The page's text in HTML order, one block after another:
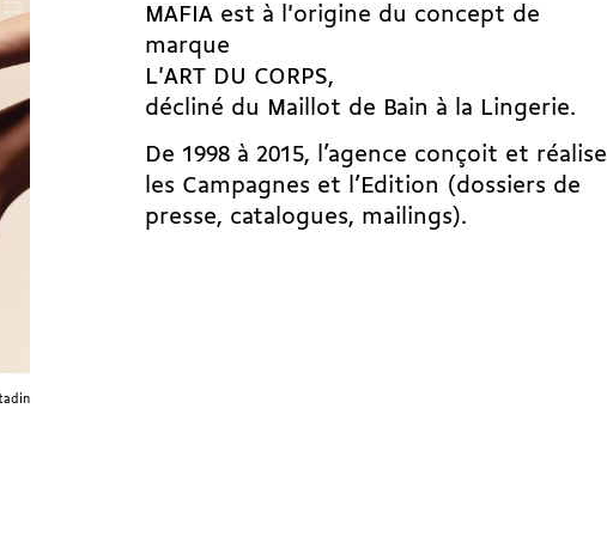
MAFIA est à l'origine du concept de
marque
L'ART DU CORPS,
décliné du Maillot de Bain à la Lingerie.
De 1998 à 2015, l’agence conçoit et réalise
les Campagnes et l’Edition (dossiers de
presse, catalogues, mailings).